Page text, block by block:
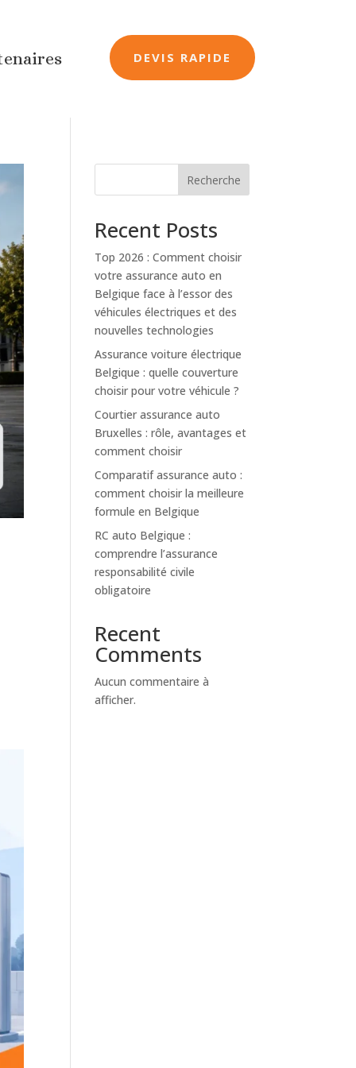
DEVIS RAPIDE
Recherche
Recent Posts
Top 2026 : Comment choisir
votre assurance auto en
Belgique face à l’essor des
véhicules électriques et des
nouvelles technologies
Assurance voiture électrique
Belgique : quelle couverture
choisir pour votre véhicule ?
Courtier assurance auto
Bruxelles : rôle, avantages et
comment choisir
Comparatif assurance auto :
comment choisir la meilleure
formule en Belgique
RC auto Belgique :
comprendre l’assurance
responsabilité civile
obligatoire
Recent
Comments
Aucun commentaire à
afficher.